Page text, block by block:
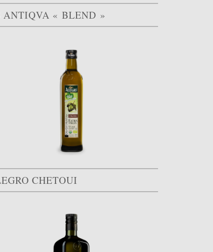
ANTIQVA « BLEND »
CHETOUI